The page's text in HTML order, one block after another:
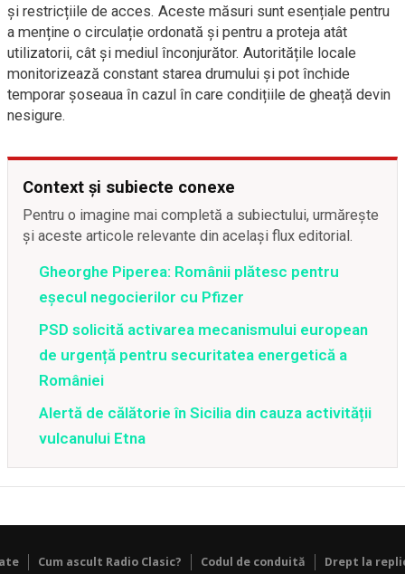
și restricțiile de acces. Aceste măsuri sunt esențiale pentru
a menține o circulație ordonată și pentru a proteja atât
utilizatorii, cât și mediul înconjurător. Autoritățile locale
monitorizează constant starea drumului și pot închide
temporar șoseaua în cazul în care condițiile de gheață devin
nesigure.
Context și subiecte conexe
Pentru o imagine mai completă a subiectului, urmărește
și aceste articole relevante din același flux editorial.
Gheorghe Piperea: Românii plătesc pentru
eșecul negocierilor cu Pfizer
PSD solicită activarea mecanismului european
de urgență pentru securitatea energetică a
României
Alertă de călătorie în Sicilia din cauza activității
vulcanului Etna
Cum ascult Radio Clasic? Codul de conduită Drept la